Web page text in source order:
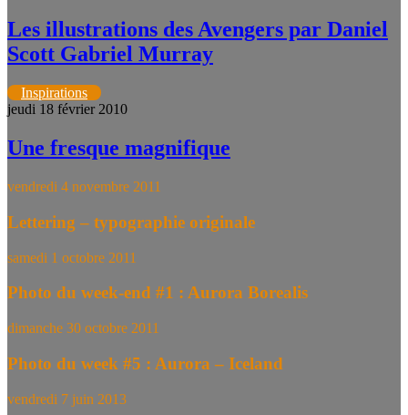
Les illustrations des Avengers par Daniel
Scott Gabriel Murray
Inspirations
jeudi 18 février 2010
Une fresque magnifique
vendredi 4 novembre 2011
Lettering – typographie originale
samedi 1 octobre 2011
Photo du week-end #1 : Aurora Borealis
dimanche 30 octobre 2011
Photo du week #5 : Aurora – Iceland
vendredi 7 juin 2013